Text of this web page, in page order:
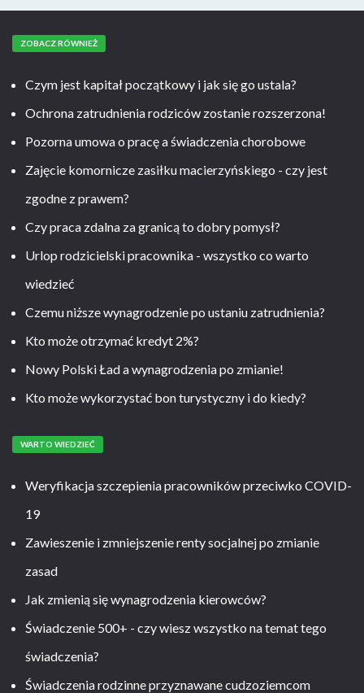
ZOBACZ RÓWNIEŻ
Czym jest kapitał początkowy i jak się go ustala?
Ochrona zatrudnienia rodziców zostanie rozszerzona!
Pozorna umowa o pracę a świadczenia chorobowe
Zajęcie komornicze zasiłku macierzyńskiego - czy jest
zgodne z prawem?
Czy praca zdalna za granicą to dobry pomysł?
Urlop rodzicielski pracownika - wszystko co warto
wiedzieć
Czemu niższe wynagrodzenie po ustaniu zatrudnienia?
Kto może otrzymać kredyt 2%?
Nowy Polski Ład a wynagrodzenia po zmianie!
Kto może wykorzystać bon turystyczny i do kiedy?
WARTO WIEDZIEĆ
Weryfikacja szczepienia pracowników przeciwko COVID-
19
Zawieszenie i zmniejszenie renty socjalnej po zmianie
zasad
Jak zmienią się wynagrodzenia kierowców?
Świadczenie 500+ - czy wiesz wszystko na temat tego
świadczenia?
Świadczenia rodzinne przyznawane cudzoziemcom